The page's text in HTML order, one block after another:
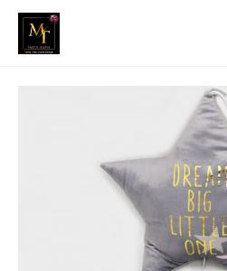
Μετάβαση
περιεχόμενο